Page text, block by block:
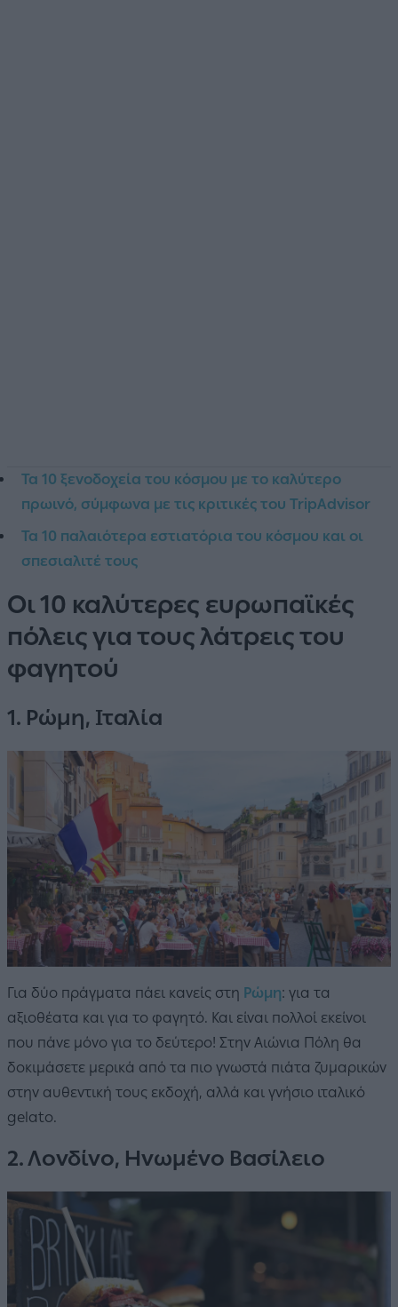
Τα 10 ξενοδοχεία του κόσμου με το καλύτερο
πρωινό, σύμφωνα με τις κριτικές του TripAdvisor
Τα 10 παλαιότερα εστιατόρια του κόσμου και οι
σπεσιαλιτέ τους
Οι 10 καλύτερες ευρωπαϊκές
πόλεις για τους λάτρεις του
φαγητού
1. Ρώμη, Ιταλία
Για δύο πράγματα πάει κανείς στη Ρώμη: για τα
αξιοθέατα και για το φαγητό. Και είναι πολλοί εκείνοι
που πάνε μόνο για το δεύτερο! Στην Αιώνια Πόλη θα
δοκιμάσετε μερικά από τα πιο γνωστά πιάτα ζυμαρικών
στην αυθεντική τους εκδοχή, αλλά και γνήσιο ιταλικό
gelato.
2. Λονδίνο, Ηνωμένο Βασίλειο